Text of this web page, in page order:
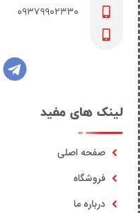
۰۹۳۷۹۹۰۲۳۳۰
لینک های مفید
صفحه اصلی
فروشگاه
درباره ما